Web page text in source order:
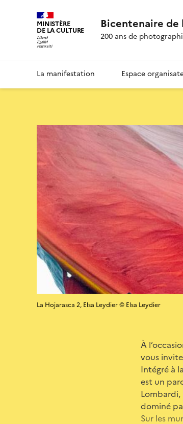
MINISTÈRE
DE LA CULTURE Bicentenaire
200 ans de
La manifestation Espace
La Hojarasca 2, Elsa Leydier © Elsa Leydier
À
vous
Intégré à
est un
dominé
Sur les